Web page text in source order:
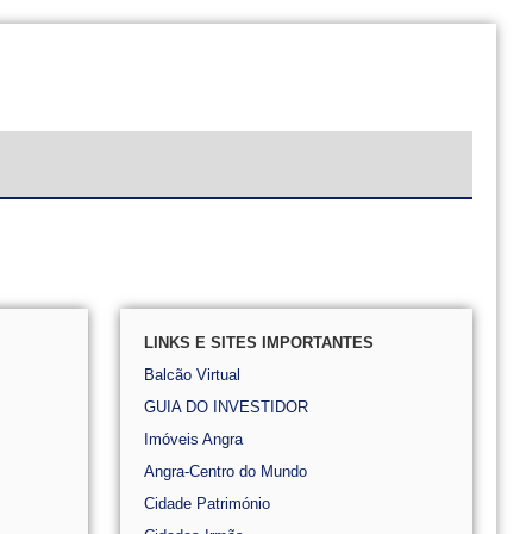
LINKS E SITES IMPORTANTES
Balcão Virtual
GUIA DO INVESTIDOR
Imóveis Angra
Angra-Centro do Mundo
Cidade Património